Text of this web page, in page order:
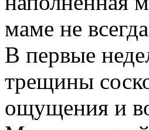
маме не
В первые
трещины
ощущения и